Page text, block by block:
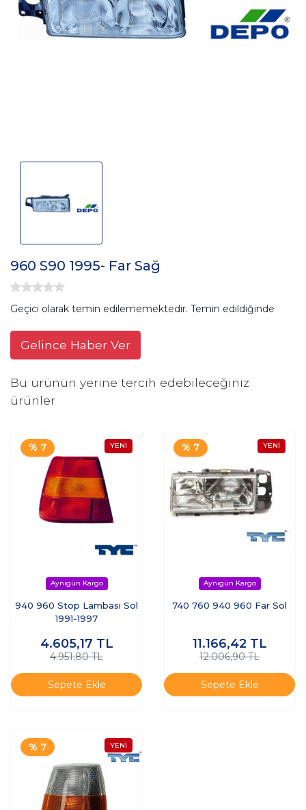
960 S90 1995- Far Sağ
Geçici olarak temin edilememektedir. Temin edildiğinde
Gelince Haber Ver
Bu ürünün yerine tercih edebileceğiniz
ürünler
% 7
940 960 Stop Lambası Sol
1991-1997
4.605,17 TL
4.951,80 TL
Sepete Ekle
% 7
740 760 940 960 Far Sol
11.166,42 TL
12.006,90 TL
Sepete Ekle
% 7